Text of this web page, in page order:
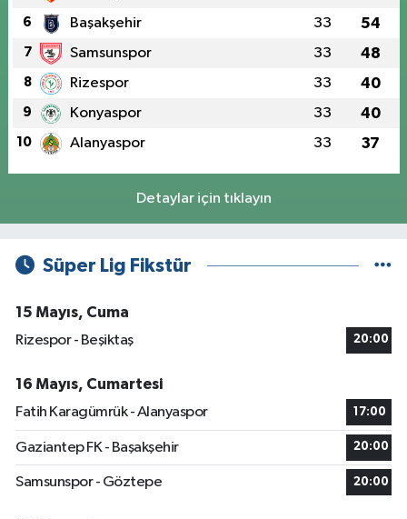
6 Başakşehir 33 54
7 Samsunspor 33 48
8 Rizespor 33 40
9 Konyaspor 33 40
10 Alanyaspor 33 37
Detaylar için tıklayın
Süper Lig Fikstür
15 Mayıs, Cuma
Rizespor - Beşiktaş
20:00
16 Mayıs, Cumartesi
Fatih Karagümrük - Alanyaspor
17:00
Gaziantep FK - Başakşehir 20:00
Samsunspor - Göztepe 20:00